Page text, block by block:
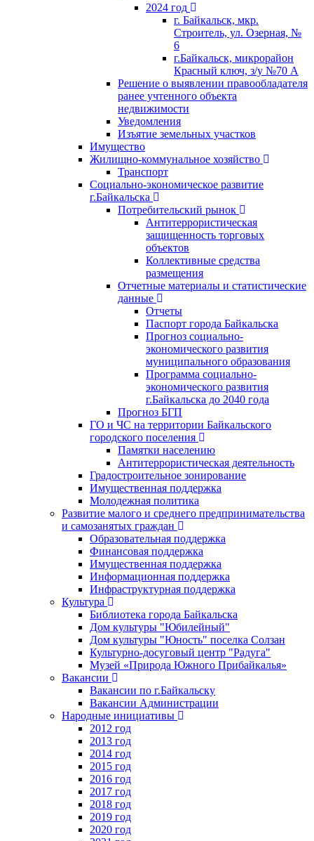
2024 год
г. Байкальск, мкр.
Строитель, ул. Озерная, №
6
г.Байкальск, микрорайон
Красный ключ, з/у №70 А
Решение о выявлении правообладателя
ранее учтенного объекта
недвижимости
Уведомления
Изъятие земельных участков
Имущество
Жилищно-коммунальное хозяйство
Транспорт
Социально-экономическое развитие
г.Байкальска
Потребительский рынок
Антитеррористическая
защищенность торговых
объектов
Коллективные средства
размещения
Отчетные материалы и статистические
данные
Отчеты
Паспорт города Байкальска
Прогноз социально-
экономического развития
муниципального образования
Программа социально-
экономического развития
г.Байкальска до 2040 года
Прогноз БГП
ГО и ЧС на территории Байкальского
городского поселения
Памятки населению
Антитеррористическая деятельность
Градостроительное зонирование
Имущественная поддержка
Молодежная политика
Развитие малого и среднего предпринимательства
и самозанятых граждан
Образовательная поддержка
Финансовая поддержка
Имущественная поддержка
Информационная поддержка
Инфраструктурная поддержка
Культура
Библиотека города Байкальска
Дом культуры "Юбилейный"
Дом культуры "Юность" поселка Солзан
Культурно-досуговый центр "Радуга"
Музей «Природа Южного Прибайкалья»
Вакансии
Вакансии по г.Байкальску
Вакансии Администрации
Народные инициативы
2012 год
2013 год
2014 год
2015 год
2016 год
2017 год
2018 год
2019 год
2020 год